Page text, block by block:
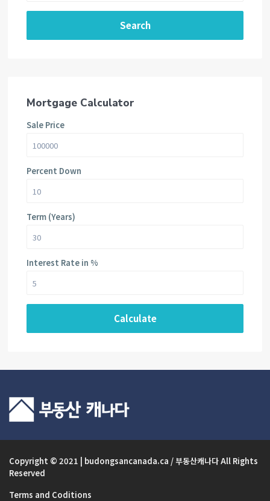
Search
Mortgage Calculator
Sale Price
Percent Down
Term (Years)
Interest Rate in %
Calculate
Copyright © 2021 | budongsancanada.ca / 부동산캐나다 All Rights
Reserved
Terms and Coditions